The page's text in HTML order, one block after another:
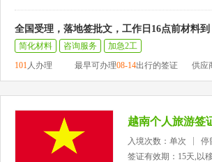
全国受理，落地签批文，工作日16点前材料到
简化材料
咨询服务
加急2工
101人办理 最早可办理08-14出行的签证 供应
越南个人旅游签
入境次数：单次
停
签证有效期：15天,以